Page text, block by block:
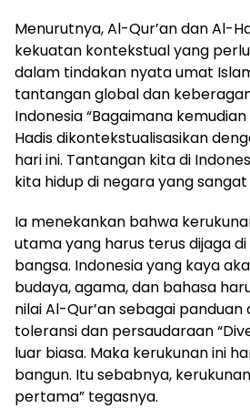
Menurutnya, Al-Qur’an dan Al-
kekuatan kontekstual yang
dalam tindakan nyata umat
tantangan global dan
Indonesia “Bagaimana
Hadis dikontekstualisasikan
hari ini. Tantangan kita di
kita hidup di negara yang
Ia menekankan bahwa
utama yang harus terus dijaga
bangsa. Indonesia yang kaya
budaya, agama, dan bahasa
nilai Al-Qur’an sebagai
toleransi dan persaudaraan
luar biasa. Maka kerukunan ini
bangun. Itu sebabnya,
pertama” tegasnya.